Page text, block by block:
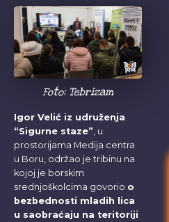
Foto: Tebrizam
Igor Velić iz udruženja
“Sigurne staze” , u
prostorijama Medija centra
u Boru, održao je tribinu na
kojoj je borskim
srednjoškolcima govorio o
bezbednosti mladih lica
u saobraćaju na teritoriji